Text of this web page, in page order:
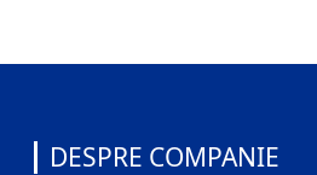
DESPRE COMPANIE